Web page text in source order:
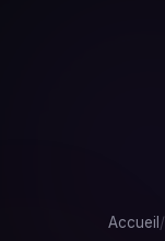
Accueil/